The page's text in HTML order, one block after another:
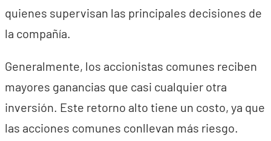
quienes supervisan las principales decisiones de
la compañía.
Generalmente, los accionistas comunes reciben
mayores ganancias que casi cualquier otra
inversión. Este retorno alto tiene un costo, ya que
las acciones comunes conllevan más riesgo.